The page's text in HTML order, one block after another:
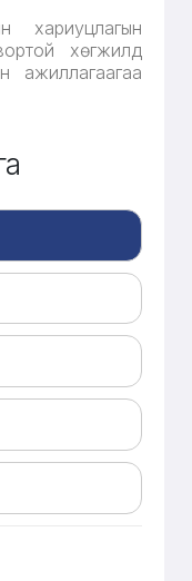
хариуцлагын
хөгжилд
ажиллагаагаа